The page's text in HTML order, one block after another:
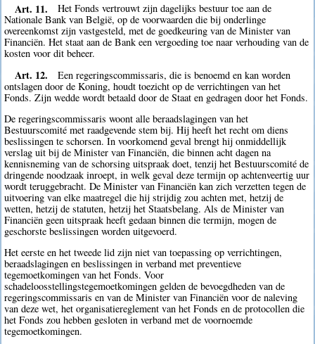
Art. 11.
Het Fonds vertrouwt zijn dagelijks bestuur toe aan de
Nationale Bank van België, op de voorwaarden die bij onderlinge
overeenkomst zijn vastgesteld, met de goedkeuring van de Minister van
Financiën. Het staat aan de Bank een vergoeding toe naar verhouding van de
kosten voor dit beheer.
Art. 12.
Een regeringscommissaris, die is benoemd en kan worden
ontslagen door de Koning, houdt toezicht op de verrichtingen van het
Fonds. Zijn wedde wordt betaald door de Staat en gedragen door het Fonds.
De regeringscommissaris woont alle beraadslagingen van het
Bestuurscomité met raadgevende stem bij. Hij heeft het recht om diens
beslissingen te schorsen. In voorkomend geval brengt hij onmiddellijk
verslag uit bij de Minister van Financiën, die binnen acht dagen na
kennisneming van de schorsing uitspraak doet, tenzij het Bestuurscomité de
dringende noodzaak inroept, in welk geval deze termijn op achtenveertig uur
wordt teruggebracht. De Minister van Financiën kan zich verzetten tegen de
uitvoering van elke maatregel die hij strijdig zou achten met, hetzij de
wetten, hetzij de statuten, hetzij het Staatsbelang. Als de Minister van
Financiën geen uitspraak heeft gedaan binnen die termijn, mogen de
geschorste beslissingen worden uitgevoerd.
Het eerste en het tweede lid zijn niet van toepassing op verrichtingen,
beraadslagingen en beslissingen in verband met preventieve
tegemoetkomingen van het Fonds. Voor
schadeloosstellingstegemoetkomingen gelden de bevoegdheden van de
regeringscommissaris en van de Minister van Financiën voor de naleving
van deze wet, het organisatiereglement van het Fonds en de protocollen die
het Fonds zou hebben gesloten in verband met de voornoemde
tegemoetkomingen.